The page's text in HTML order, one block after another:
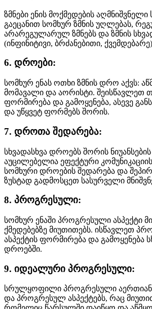
ზმნები ენის მოქმედების აღმნიშვნელი
გაეცანით სომხურ ზმნის უღლებას,
არარეგულარულ ზმნებს და ზმნის
(ინფინიტივი, ბრძანებითი,
6. დროები:
სომხურ ენას ოთხი ზმნის დრო აქვს:
მომავალი და აორისტი.
ფორმირება და გამოყენება, ასევე
და უწყვეტ ფორმებს შორის.
7. დროთა შედარება:
სხვადასხვა დროებს შორის ნიუანსების
აუცილებელია ეფექტური
სომხური დროების შედარება და
ზუსტად გადმოსცეთ სასურველი
8. პროგრესული:
სომხურ ენაში პროგრესული ასპექტი
ქმედებებზე მიუთითებს. ისწავლეთ
ასპექტის ფორმირება და გამოყენება
დროებში.
9. იდეალური პროგრესული:
სრულყოფილი პროგრესული
და პროგრესულ ასპექტებს, რაც